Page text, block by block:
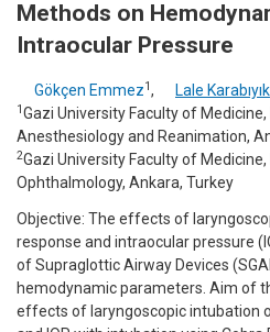
Methods on
Intraocular Pressure
Gökçen Emmez1, Lale Karabıyık
1Gazi University Faculty of
Anesthesiology and Reanimation,
2Gazi University Faculty of
Ophthalmology, Ankara, Turkey
Objective: The effects of
response and intraocular pressure
of Supraglottic Airway Devices
hemodynamic parameters. Aim of
effects of laryngoscopic intubation